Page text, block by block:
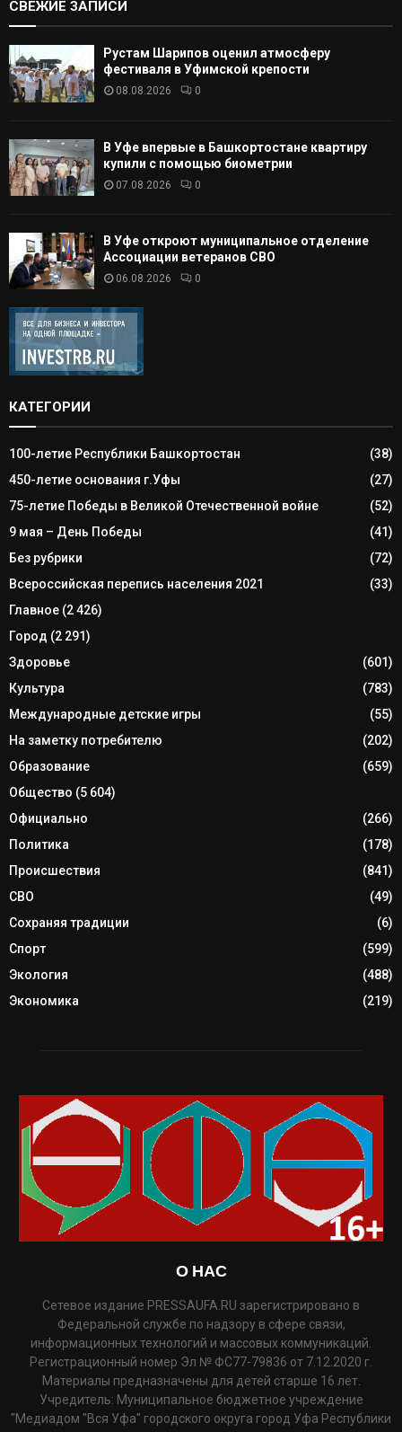
СВЕЖИЕ ЗАПИСИ
Рустам Шарипов оценил атмосферу
фестиваля в Уфимской крепости
08.08.2026 0
В Уфе впервые в Башкортостане квартиру
купили с помощью биометрии
07.08.2026 0
В Уфе откроют муниципальное отделение
Ассоциации ветеранов СВО
06.08.2026 0
КАТЕГОРИИ
100-летие Республики Башкортостан
(38)
450-летие основания г.Уфы
(27)
75-летие Победы в Великой Отечественной войне
(52)
9 мая – День Победы
(41)
Без рубрики
(72)
Всероссийская перепись населения 2021
(33)
Главное (2 426)
Город (2 291)
Здоровье
(601)
Культура
(783)
Международные детские игры
(55)
На заметку потребителю
(202)
Образование
(659)
Общество (5 604)
Официально
(266)
Политика
(178)
Происшествия
(841)
СВО
(49)
Сохраняя традиции
(6)
Спорт
(599)
Экология
(488)
Экономика
(219)
О НАС
Сетевое издание PRESSAUFA.RU зарегистрировано в
Федеральной службе по надзору в сфере связи,
информационных технологий и массовых коммуникаций.
Регистрационный номер Эл № ФС77-79836 от 7.12.2020 г.
Материалы предназначены для детей старше 16 лет.
Учредитель: Муниципальное бюджетное учреждение
"Медиадом "Вся Уфа" городского округа город Уфа Республики